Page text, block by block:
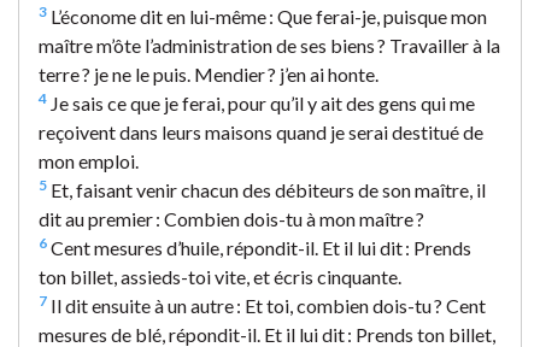
3 L’économe dit en lui-même : Que ferai-je, puisque mon
maître m’ôte l’administration de ses biens ? Travailler à la
terre ? je ne le puis. Mendier ? j’en ai honte.
4 Je sais ce que je ferai, pour qu’il y ait des gens qui me
reçoivent dans leurs maisons quand je serai destitué de
mon emploi.
5 Et, faisant venir chacun des débiteurs de son maître, il
dit au premier : Combien dois-tu à mon maître ?
6 Cent mesures d’huile, répondit-il. Et il lui dit : Prends
ton billet, assieds-toi vite, et écris cinquante.
7 Il dit ensuite à un autre : Et toi, combien dois-tu ? Cent
mesures de blé, répondit-il. Et il lui dit : Prends ton billet,